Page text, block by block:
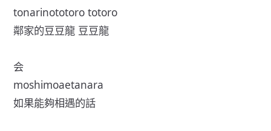
tonarinototoro totoro
鄰家的豆豆龍 豆豆龍
会
moshimoaetanara
如果能夠相遇的話